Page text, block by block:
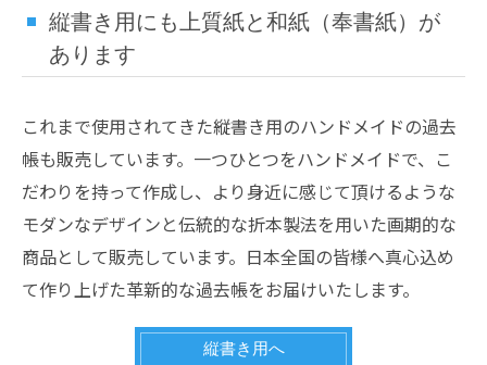
縦書き用にも上質紙と和紙（奉書紙）が
あります
これまで使用されてきた縦書き用のハンドメイドの過去
帳も販売しています。一つひとつをハンドメイドで、こ
だわりを持って作成し、より身近に感じて頂けるような
モダンなデザインと伝統的な折本製法を用いた画期的な
商品として販売しています。日本全国の皆様へ真心込め
て作り上げた革新的な過去帳をお届けいたします。
縦書き用へ